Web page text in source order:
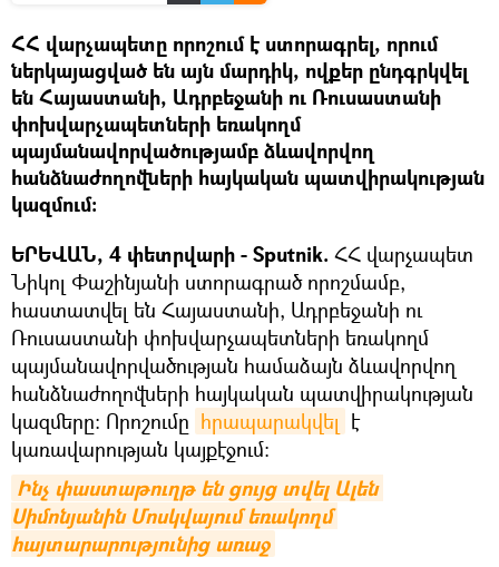
ՀՀ վարչապետը որոշում է ստորագրել, որում
ներկայացված են այն մարդիկ, ովքեր ընդգրկվել
են Հայաստանի, Ադրբեջանի ու Ռուսաստանի
փոխվարչապետների եռակողմ
պայմանավորվածությամբ ձևավորվող
հանձնաժողովների հայկական պատվիրակության
կազմում։
ԵՐԵՎԱՆ, 4 փետրվարի - Sputnik. ՀՀ վարչապետ
Նիկոլ Փաշինյանի ստորագրած որոշմամբ,
հաստատվել են Հայաստանի, Ադրբեջանի ու
Ռուսաստանի փոխվարչապետների եռակողմ
պայմանավորվածության համաձայն ձևավորվող
հանձնաժողովների հայկական պատվիրակության
կազմերը: Որոշումը հրապարակվել է
կառավարության կայքէջում։
Ինչ փաստաթուղթ են ցույց տվել Ալեն
Սիմոնյանին Մոսկվայում եռակողմ
հայտարարությունից առաջ